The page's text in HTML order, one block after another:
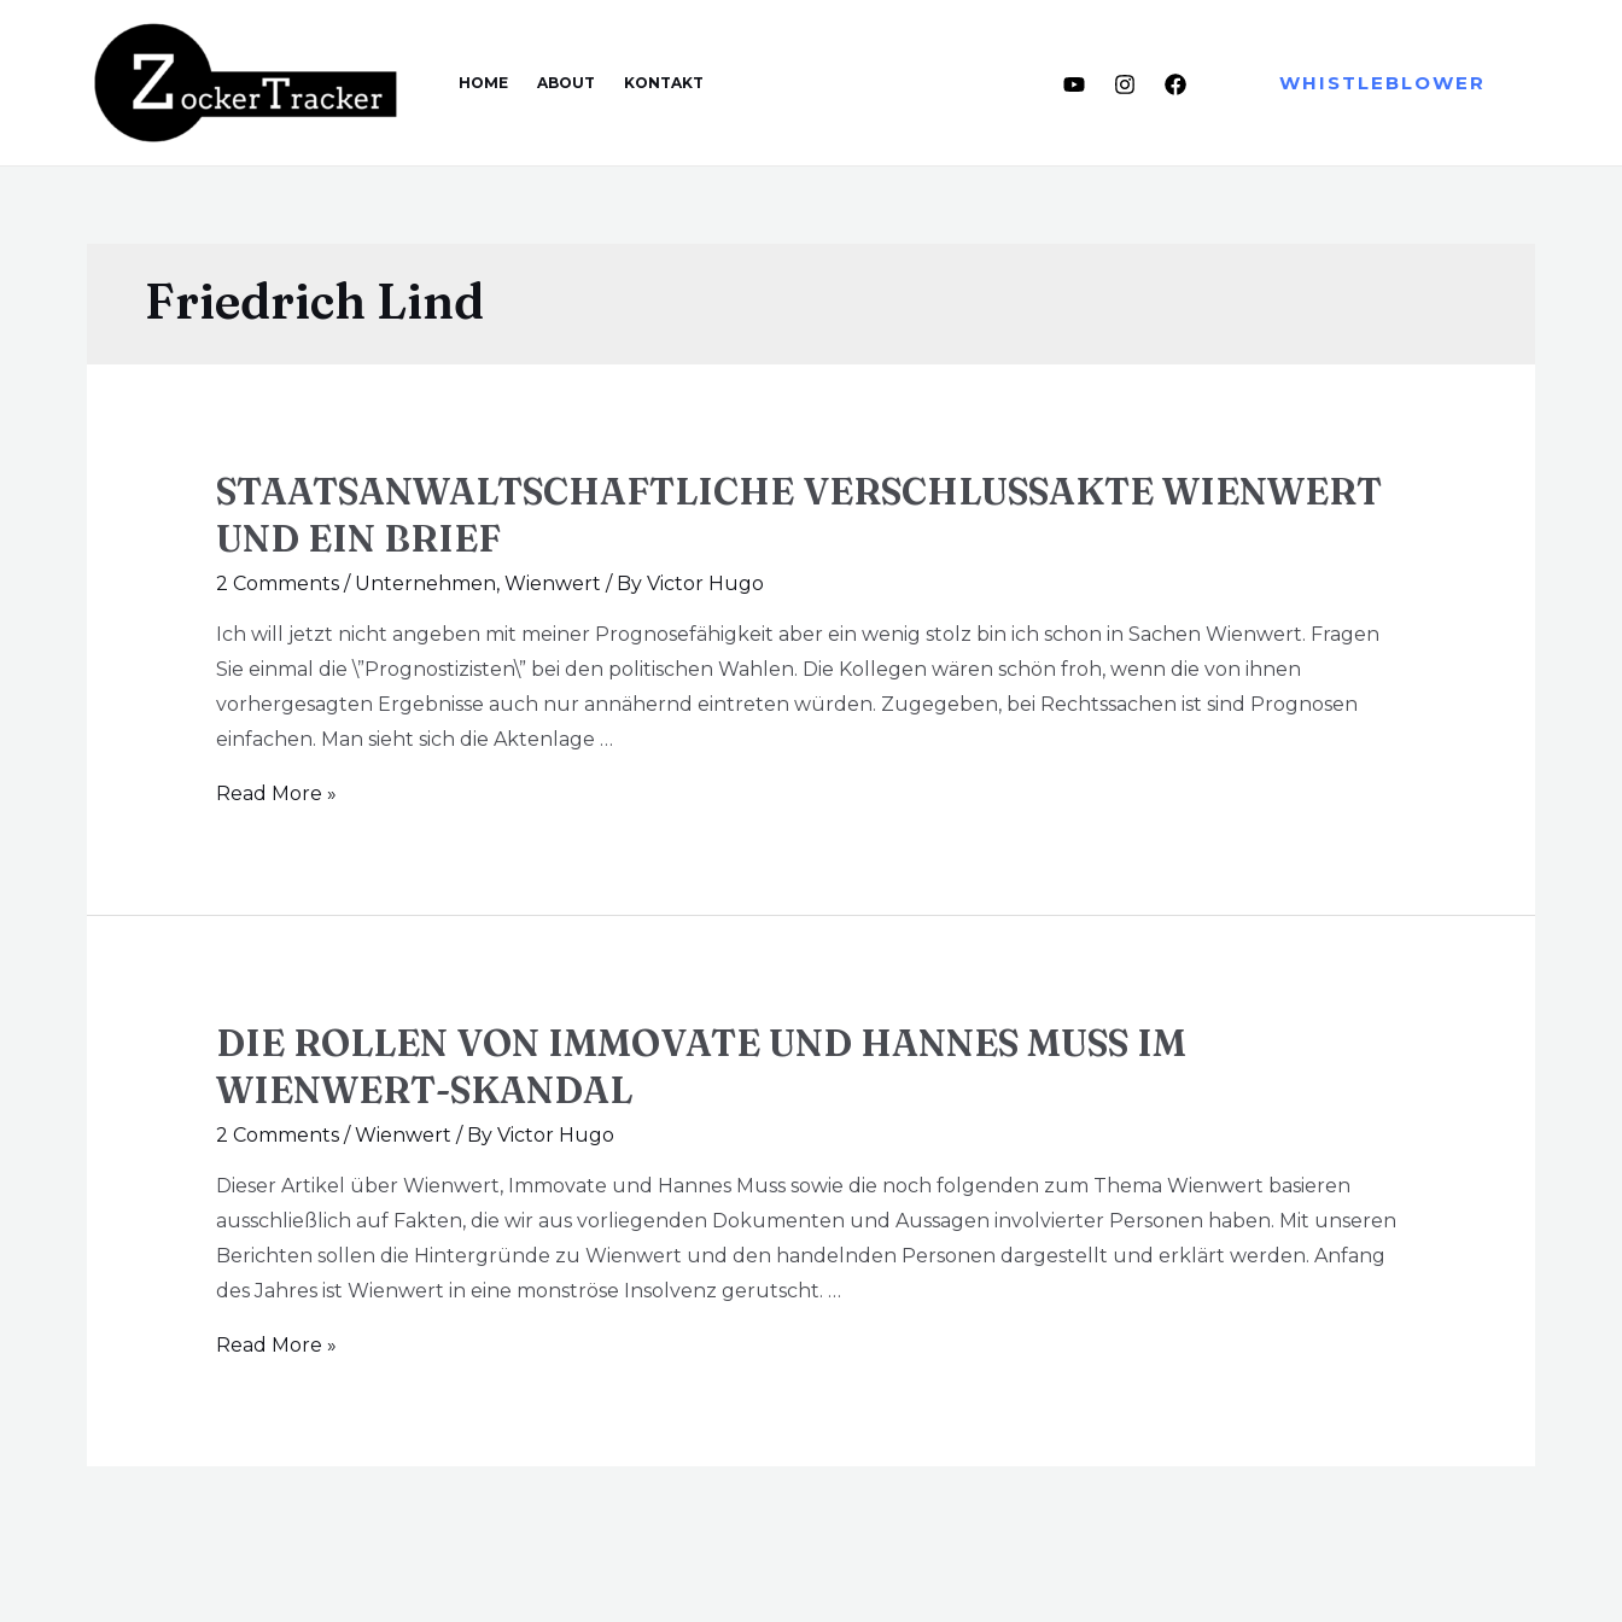
HOME ABOUT KONTAKT WHISTLEBLOWER
Friedrich Lind
STAATSANWALTSCHAFTLICHE VERSCHLUSSAKTE WIENWERT
UND EIN BRIEF
2 Comments / Unternehmen, Wienwert / By Victor Hugo
Ich will jetzt nicht angeben mit meiner Prognosefähigkeit aber ein wenig stolz bin ich schon in Sachen Wienwert. Fragen
Sie einmal die \”Prognostizisten\” bei den politischen Wahlen. Die Kollegen wären schön froh, wenn die von ihnen
vorhergesagten Ergebnisse auch nur annähernd eintreten würden. Zugegeben, bei Rechtssachen ist sind Prognosen
einfachen. Man sieht sich die Aktenlage …
Read More »
DIE ROLLEN VON IMMOVATE UND HANNES MUSS IM
WIENWERT-SKANDAL
2 Comments /Wienwert / By Victor Hugo
Dieser Artikel über Wienwert, Immovate und Hannes Muss sowie die noch folgenden zum Thema Wienwert basieren
ausschließlich auf Fakten, die wir aus vorliegenden Dokumenten und Aussagen involvierter Personen haben. Mit unseren
Berichten sollen die Hintergründe zu Wienwert und den handelnden Personen dargestellt und erklärt werden. Anfang
des Jahres ist Wienwert in eine monströse Insolvenz gerutscht. …
Read More »